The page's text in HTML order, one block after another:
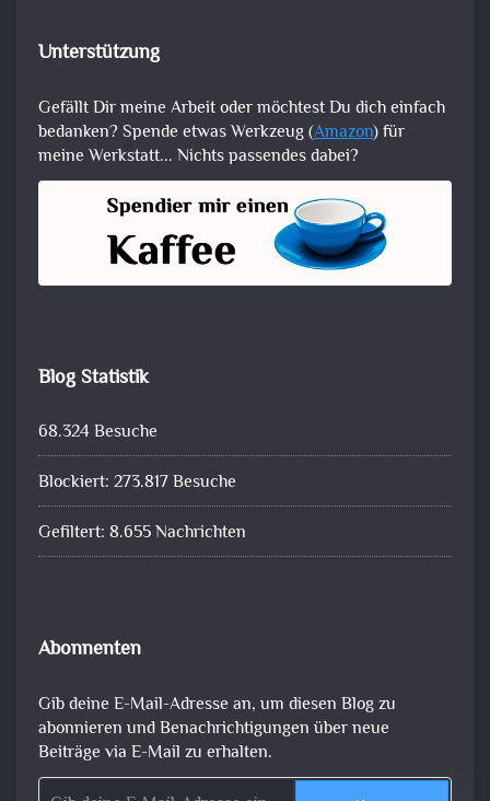
Unterstützung
Gefällt Dir meine Arbeit oder möchtest Du dich einfach
bedanken? Spende etwas Werkzeug (Amazon) für
meine Werkstatt... Nichts passendes dabei?
Blog Statistik
68.324 Besuche
Blockiert: 273.817 Besuche
Gefiltert: 8.655 Nachrichten
Abonnenten
Gib deine E-Mail-Adresse an, um diesen Blog zu
abonnieren und Benachrichtigungen über neue
Beiträge via E-Mail zu erhalten.
Gib deine E-Mail-Adresse ein ...